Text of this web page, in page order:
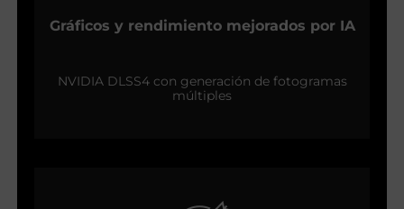
Gráficos y rendimiento mejorados por IA
NVIDIA DLSS4 con generación de fotogramas
múltiples